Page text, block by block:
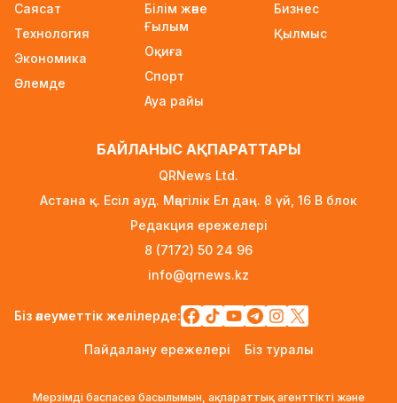
Инфантино қатты сынға қарамастан ФИФА
президенті лауазымында қалатын болды
23 сағат бұрын
Қазақстан өмір сүру сапасы бойынша Орталық
23 сағат бұрын
Қайсар Қамза Вьетнамнан Қазақстанға
жеткізілмек
Ноланның «Одиссеясы»: Италияның шағын
аралы жаһандық туристік орталыққа
1 күн бұрын
Қазақстандықтардың көбі өзін кедей санамау
есептейді
Саясат
Технология
Экономика
Әлемде
Білім және
Ғылым
Оқиға
Спорт
Ауа райы
Бизнес
Қылмыс
БАЙЛАНЫС АҚПАРАТТАРЫ
QRNews Ltd.
Астана қ. Есіл ауд. Мәңгілік Ел даң. 8 үй, 16 B блок
Редакция ережелері
8 (7172) 50 24 96
info@qrnews.kz
Біз әлеуметтік желілерде:
Пайдалану ережелері Біз туралы
Мерзімді баспасөз басылымын, ақпараттық агенттікті және